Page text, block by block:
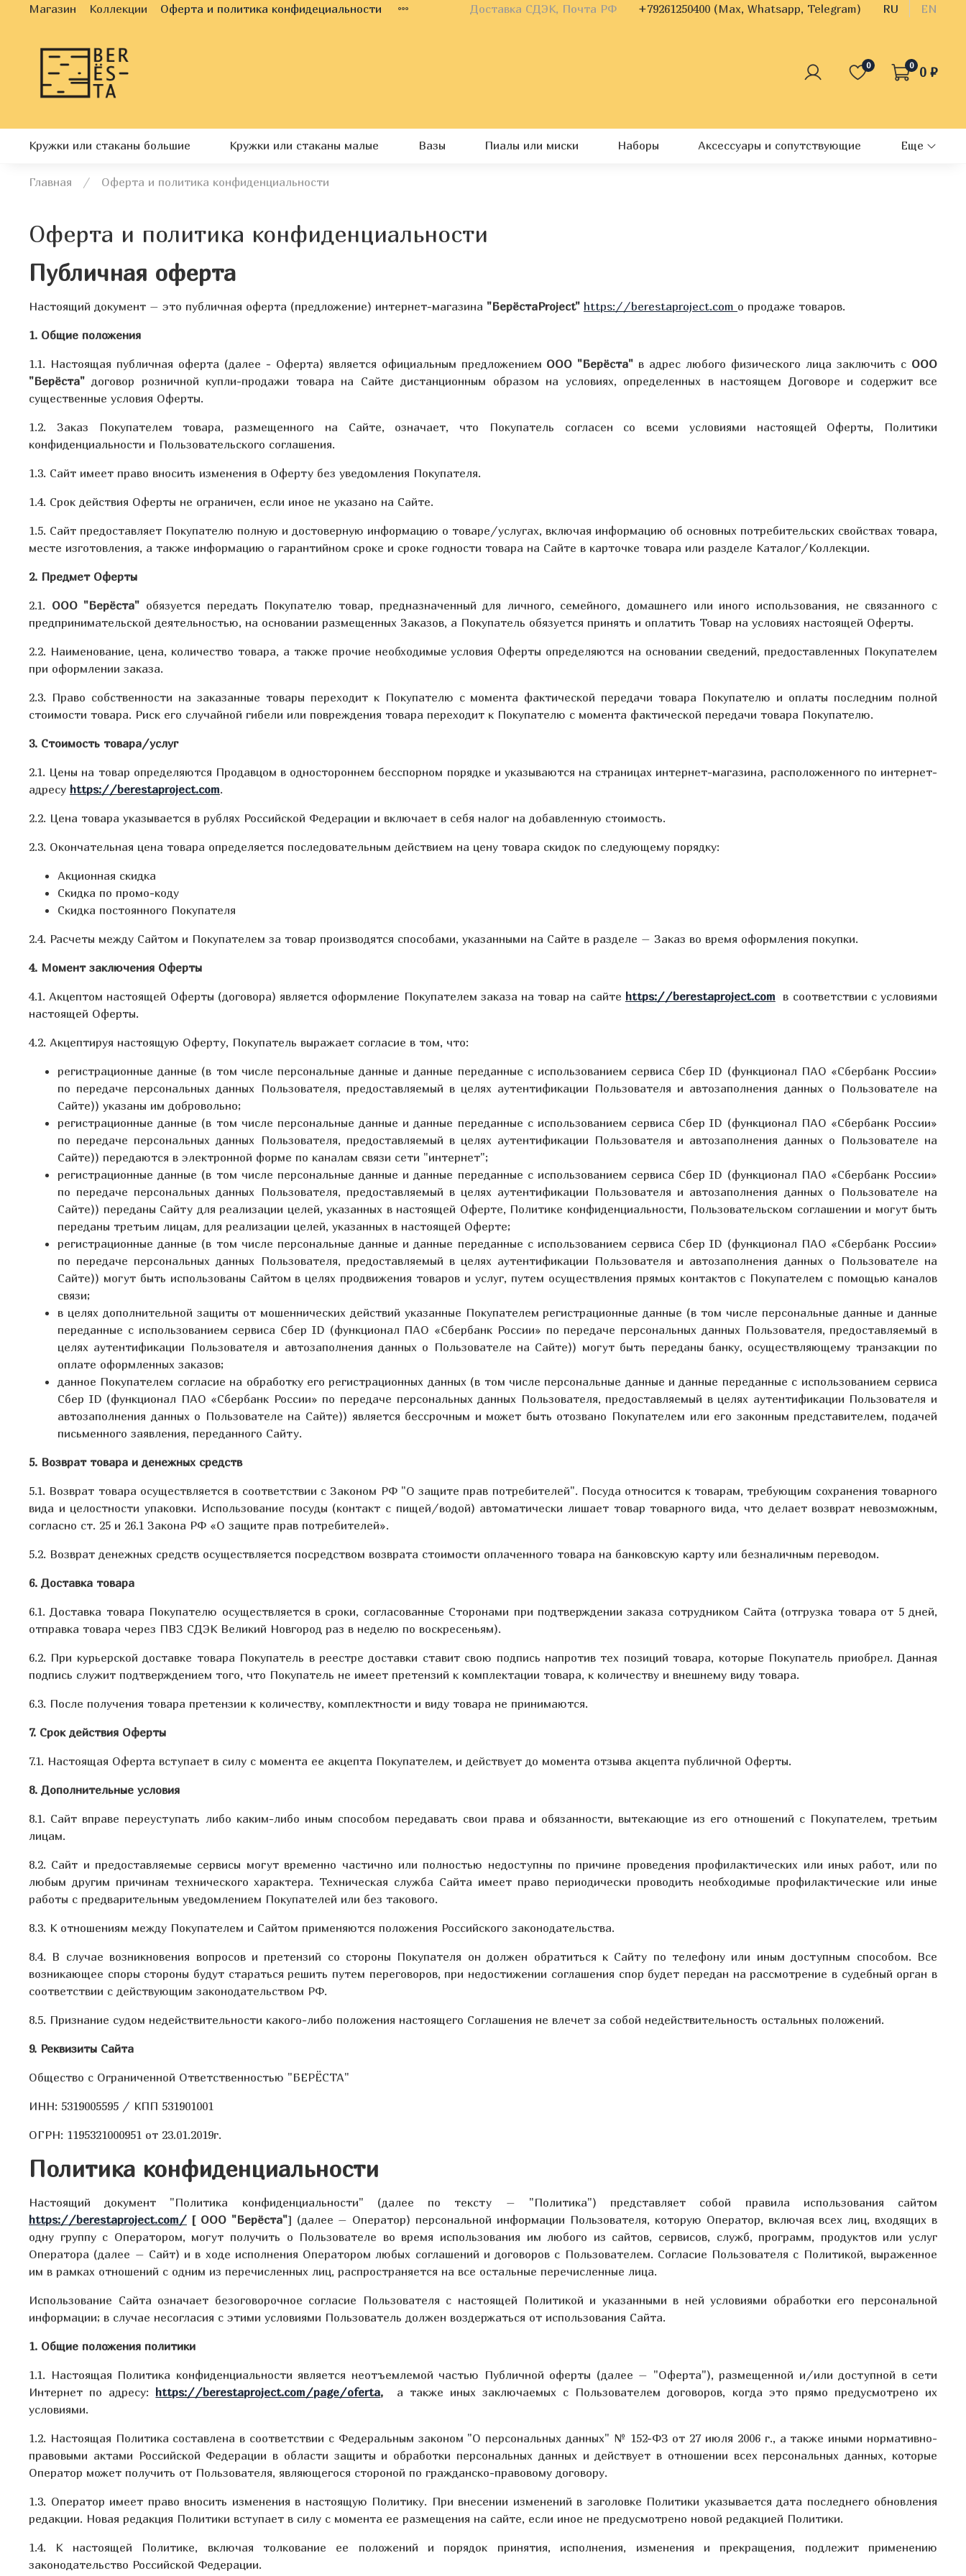
Магазин Коллекции Оферта и политика конфидециальности Доставка СДЭК, Почта РФ +79261250400 (Max, Whatsapp, Telegram) RU EN
0 0 0 ₽
Кружки или стаканы большие Кружки или стаканы малые Вазы Пиалы или миски Наборы Аксессуары и сопутствующие Еще
Главная Оферта и политика конфиденциальности
Оферта и политика конфиденциальности
Публичная оферта
Настоящий документ – это публичная оферта (предложение) интернет-магазина "БерёстаProject" https://berestaproject.com о продаже товаров.
1. Общие положения
1.1. Настоящая публичная оферта (далее - Оферта) является официальным предложением ООО "Берёста" в адрес любого физического лица заключить с ООО
"Берёста" договор розничной купли-продажи товара на Сайте дистанционным образом на условиях, определенных в настоящем Договоре и содержит все
существенные условия Оферты.
1.2. Заказ Покупателем товара, размещенного на Сайте, означает, что Покупатель согласен со всеми условиями настоящей Оферты, Политики
конфиденциальности и Пользовательского соглашения.
1.3. Сайт имеет право вносить изменения в Оферту без уведомления Покупателя.
1.4. Срок действия Оферты не ограничен, если иное не указано на Сайте.
1.5. Сайт предоставляет Покупателю полную и достоверную информацию о товаре/услугах, включая информацию об основных потребительских свойствах товара,
месте изготовления, а также информацию о гарантийном сроке и сроке годности товара на Сайте в карточке товара или разделе Каталог/Коллекции.
2. Предмет Оферты
2.1. ООО "Берёста" обязуется передать Покупателю товар, предназначенный для личного, семейного, домашнего или иного использования, не связанного с
предпринимательской деятельностью, на основании размещенных Заказов, а Покупатель обязуется принять и оплатить Товар на условиях настоящей Оферты.
2.2. Наименование, цена, количество товара, а также прочие необходимые условия Оферты определяются на основании сведений, предоставленных Покупателем
при оформлении заказа.
2.3. Право собственности на заказанные товары переходит к Покупателю с момента фактической передачи товара Покупателю и оплаты последним полной
стоимости товара. Риск его случайной гибели или повреждения товара переходит к Покупателю с момента фактической передачи товара Покупателю.
3. Стоимость товара/услуг
2.1. Цены на товар определяются Продавцом в одностороннем бесспорном порядке и указываются на страницах интернет-магазина, расположенного по интернет-
адресу https://berestaproject.com.
2.2. Цена товара указывается в рублях Российской Федерации и включает в себя налог на добавленную стоимость.
2.3. Окончательная цена товара определяется последовательным действием на цену товара скидок по следующему порядку:
Акционная скидка
Скидка по промо-коду
Скидка постоянного Покупателя
2.4. Расчеты между Сайтом и Покупателем за товар производятся способами, указанными на Сайте в разделе – Заказ во время оформления покупки.
4. Момент заключения Оферты
4.1. Акцептом настоящей Оферты (договора) является оформление Покупателем заказа на товар на сайте https://berestaproject.com в соответствии с условиями
настоящей Оферты.
4.2. Акцептируя настоящую Оферту, Покупатель выражает согласие в том, что:
регистрационные данные (в том числе персональные данные и данные переданные с использованием сервиса Сбер ID (функционал ПАО «Сбербанк России»
по передаче персональных данных Пользователя, предоставляемый в целях аутентификации Пользователя и автозаполнения данных о Пользователе на
Сайте)) указаны им добровольно;
регистрационные данные (в том числе персональные данные и данные переданные с использованием сервиса Сбер ID (функционал ПАО «Сбербанк России»
по передаче персональных данных Пользователя, предоставляемый в целях аутентификации Пользователя и автозаполнения данных о Пользователе на
Сайте)) передаются в электронной форме по каналам связи сети "интернет";
регистрационные данные (в том числе персональные данные и данные переданные с использованием сервиса Сбер ID (функционал ПАО «Сбербанк России»
по передаче персональных данных Пользователя, предоставляемый в целях аутентификации Пользователя и автозаполнения данных о Пользователе на
Сайте)) переданы Сайту для реализации целей, указанных в настоящей Оферте, Политике конфиденциальности, Пользовательском соглашении и могут быть
переданы третьим лицам, для реализации целей, указанных в настоящей Оферте;
регистрационные данные (в том числе персональные данные и данные переданные с использованием сервиса Сбер ID (функционал ПАО «Сбербанк России»
по передаче персональных данных Пользователя, предоставляемый в целях аутентификации Пользователя и автозаполнения данных о Пользователе на
Сайте)) могут быть использованы Сайтом в целях продвижения товаров и услуг, путем осуществления прямых контактов с Покупателем с помощью каналов
связи;
в целях дополнительной защиты от мошеннических действий указанные Покупателем регистрационные данные (в том числе персональные данные и данные
переданные с использованием сервиса Сбер ID (функционал ПАО «Сбербанк России» по передаче персональных данных Пользователя, предоставляемый в
целях аутентификации Пользователя и автозаполнения данных о Пользователе на Сайте)) могут быть переданы банку, осуществляющему транзакции по
оплате оформленных заказов;
данное Покупателем согласие на обработку его регистрационных данных (в том числе персональные данные и данные переданные с использованием сервиса
Сбер ID (функционал ПАО «Сбербанк России» по передаче персональных данных Пользователя, предоставляемый в целях аутентификации Пользователя и
автозаполнения данных о Пользователе на Сайте)) является бессрочным и может быть отозвано Покупателем или его законным представителем, подачей
письменного заявления, переданного Сайту.
5. Возврат товара и денежных средств
5.1. Возврат товара осуществляется в соответствии с Законом РФ "О защите прав потребителей". Посуда относится к товарам, требующим сохранения товарного
вида и целостности упаковки. Использование посуды (контакт с пищей/водой) автоматически лишает товар товарного вида, что делает возврат невозможным,
согласно ст. 25 и 26.1 Закона РФ «О защите прав потребителей».
5.2. Возврат денежных средств осуществляется посредством возврата стоимости оплаченного товара на банковскую карту или безналичным переводом.
6. Доставка товара
6.1. Доставка товара Покупателю осуществляется в сроки, согласованные Сторонами при подтверждении заказа сотрудником Сайта (отгрузка товара от 5 дней,
отправка товара через ПВЗ СДЭК Великий Новгород раз в неделю по воскресеньям).
6.2. При курьерской доставке товара Покупатель в реестре доставки ставит свою подпись напротив тех позиций товара, которые Покупатель приобрел. Данная
подпись служит подтверждением того, что Покупатель не имеет претензий к комплектации товара, к количеству и внешнему виду товара.
6.3. После получения товара претензии к количеству, комплектности и виду товара не принимаются.
7. Срок действия Оферты
7.1. Настоящая Оферта вступает в силу с момента ее акцепта Покупателем, и действует до момента отзыва акцепта публичной Оферты.
8. Дополнительные условия
8.1. Сайт вправе переуступать либо каким-либо иным способом передавать свои права и обязанности, вытекающие из его отношений с Покупателем, третьим
лицам.
8.2. Сайт и предоставляемые сервисы могут временно частично или полностью недоступны по причине проведения профилактических или иных работ, или по
любым другим причинам технического характера. Техническая служба Сайта имеет право периодически проводить необходимые профилактические или иные
работы с предварительным уведомлением Покупателей или без такового.
8.3. К отношениям между Покупателем и Сайтом применяются положения Российского законодательства.
8.4. В случае возникновения вопросов и претензий со стороны Покупателя он должен обратиться к Сайту по телефону или иным доступным способом. Все
возникающее споры стороны будут стараться решить путем переговоров, при недостижении соглашения спор будет передан на рассмотрение в судебный орган в
соответствии с действующим законодательством РФ.
8.5. Признание судом недействительности какого-либо положения настоящего Соглашения не влечет за собой недействительность остальных положений.
9. Реквизиты Сайта
Общество с Ограниченной Ответственностью "БЕРЁСТА"
ИНН: 5319005595 / КПП 531901001
ОГРН: 1195321000951 от 23.01.2019г.
Политика конфиденциальности
Настоящий документ "Политика конфиденциальности" (далее по тексту – "Политика") представляет собой правила использования сайтом
https://berestaproject.com/ [ ООО "Берёста"] (далее – Оператор) персональной информации Пользователя, которую Оператор, включая всех лиц, входящих в
одну группу с Оператором, могут получить о Пользователе во время использования им любого из сайтов, сервисов, служб, программ, продуктов или услуг
Оператора (далее – Сайт) и в ходе исполнения Оператором любых соглашений и договоров с Пользователем. Согласие Пользователя с Политикой, выраженное
им в рамках отношений с одним из перечисленных лиц, распространяется на все остальные перечисленные лица.
Использование Сайта означает безоговорочное согласие Пользователя с настоящей Политикой и указанными в ней условиями обработки его персональной
информации; в случае несогласия с этими условиями Пользователь должен воздержаться от использования Сайта.
1. Общие положения политики
1.1. Настоящая Политика конфиденциальности является неотъемлемой частью Публичной оферты (далее – "Оферта"), размещенной и/или доступной в сети
Интернет по адресу: https://berestaproject.com/page/oferta,
а также иных заключаемых с Пользователем договоров, когда это прямо предусмотрено их
условиями.
1.2. Настоящая Политика составлена в соответствии с Федеральным законом "О персональных данных" № 152-ФЗ от 27 июля 2006 г., а также иными нормативно-
правовыми актами Российской Федерации в области защиты и обработки персональных данных и действует в отношении всех персональных данных, которые
Оператор может получить от Пользователя, являющегося стороной по гражданско-правовому договору.
1.3. Оператор имеет право вносить изменения в настоящую Политику. При внесении изменений в заголовке Политики указывается дата последнего обновления
редакции. Новая редакция Политики вступает в силу с момента ее размещения на сайте, если иное не предусмотрено новой редакцией Политики.
1.4. К настоящей Политике, включая толкование ее положений и порядок принятия, исполнения, изменения и прекращения, подлежит применению
законодательство Российской Федерации.